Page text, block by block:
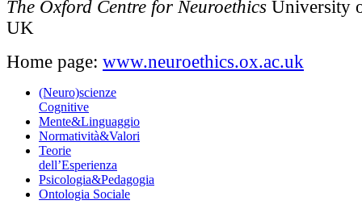
The Oxford Centre for Neuroethics University
UK
Home page: www.neuroethics.ox.ac.uk
(Neuro)scienze
Cognitive
Mente&Linguaggio
Normatività&Valori
Teorie
dell’Esperienza
Psicologia&Pedagogia
Ontologia Sociale